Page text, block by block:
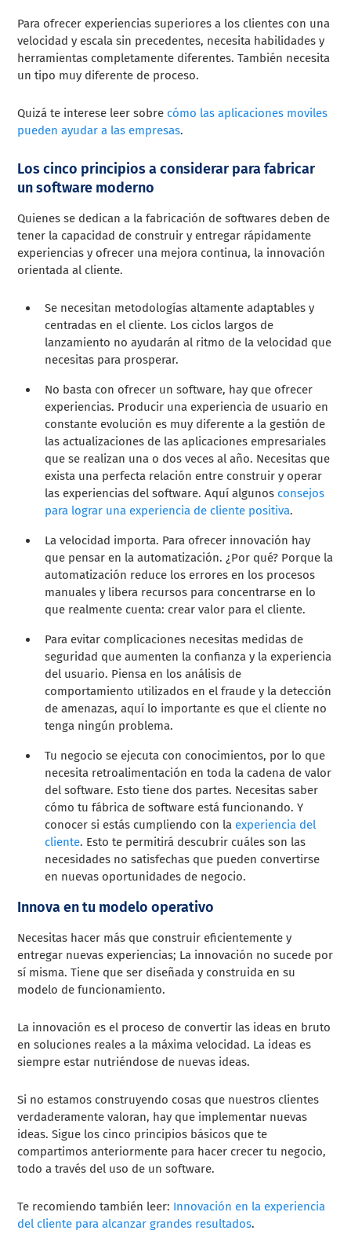
Para ofrecer experiencias superiores a los clientes con una
velocidad y escala sin precedentes, necesita habilidades y
herramientas completamente diferentes. También necesita
un tipo muy diferente de proceso.
Quizá te interese leer sobre cómo las aplicaciones moviles
pueden ayudar a las empresas.
Los cinco principios a considerar para fabricar
un software moderno
Quienes se dedican a la fabricación de softwares deben de
tener la capacidad de construir y entregar rápidamente
experiencias y ofrecer una mejora continua, la innovación
orientada al cliente.
Se necesitan metodologías altamente adaptables y
centradas en el cliente. Los ciclos largos de
lanzamiento no ayudarán al ritmo de la velocidad que
necesitas para prosperar.
No basta con ofrecer un software, hay que ofrecer
experiencias. Producir una experiencia de usuario en
constante evolución es muy diferente a la gestión de
las actualizaciones de las aplicaciones empresariales
que se realizan una o dos veces al año. Necesitas que
exista una perfecta relación entre construir y operar
las experiencias del software. Aquí algunos consejos
para lograr una experiencia de cliente positiva.
La velocidad importa. Para ofrecer innovación hay
que pensar en la automatización. ¿Por qué? Porque la
automatización reduce los errores en los procesos
manuales y libera recursos para concentrarse en lo
que realmente cuenta: crear valor para el cliente.
Para evitar complicaciones necesitas medidas de
seguridad que aumenten la confianza y la experiencia
del usuario. Piensa en los análisis de
comportamiento utilizados en el fraude y la detección
de amenazas, aquí lo importante es que el cliente no
tenga ningún problema.
Tu negocio se ejecuta con conocimientos, por lo que
necesita retroalimentación en toda la cadena de valor
del software. Esto tiene dos partes. Necesitas saber
cómo tu fábrica de software está funcionando. Y
conocer si estás cumpliendo con la experiencia del
cliente. Esto te permitirá descubrir cuáles son las
necesidades no satisfechas que pueden convertirse
en nuevas oportunidades de negocio.
Innova en tu modelo operativo
Necesitas hacer más que construir eficientemente y
entregar nuevas experiencias; La innovación no sucede por
sí misma. Tiene que ser diseñada y construida en su
modelo de funcionamiento.
La innovación es el proceso de convertir las ideas en bruto
en soluciones reales a la máxima velocidad. La ideas es
siempre estar nutriéndose de nuevas ideas.
Si no estamos construyendo cosas que nuestros clientes
verdaderamente valoran, hay que implementar nuevas
ideas. Sigue los cinco principios básicos que te
compartimos anteriormente para hacer crecer tu negocio,
todo a través del uso de un software.
Te recomiendo también leer: Innovación en la experiencia
del cliente para alcanzar grandes resultados.